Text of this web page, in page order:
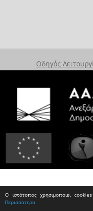
Ο ιστότοπος χρησιμοποιεί
Περισσότερα
Οδηγός